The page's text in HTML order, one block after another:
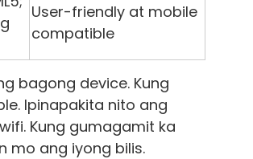
User-friendly at mobile
compatible
bagong device. Kung
Ipinapakita nito ang
Kung gumagamit ka
mo ang iyong bilis.